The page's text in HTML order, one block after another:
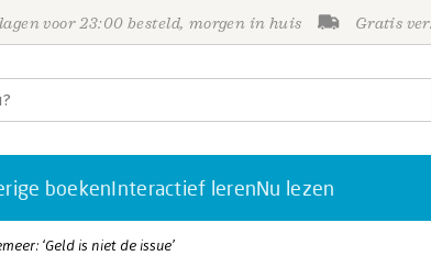
voor 23:00 besteld, morgen in huis Gratis
boekenInteractief lerenNu lezen
‘Geld is niet de issue’